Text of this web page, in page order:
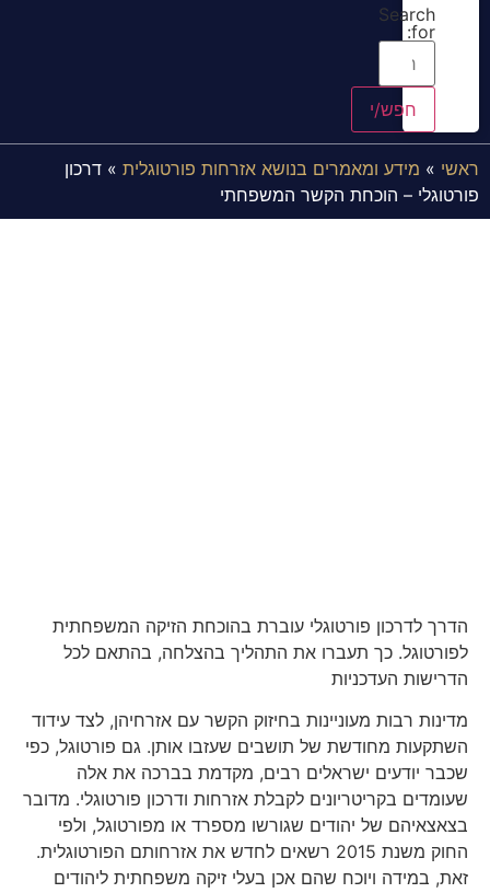
Search
for:
ראשי » מידע ומאמרים בנושא אזרחות פורטוגלית » דרכון
פורטוגלי – הוכחת הקשר המשפחתי
הדרך לדרכון פורטוגלי עוברת בהוכחת הזיקה המשפחתית
לפורטוגל. כך תעברו את התהליך בהצלחה, בהתאם לכל
הדרישות העדכניות
מדינות רבות מעוניינות בחיזוק הקשר עם אזרחיהן, לצד עידוד
השתקעות מחודשת של תושבים שעזבו אותן. גם פורטוגל, כפי
שכבר יודעים ישראלים רבים, מקדמת בברכה את אלה
שעומדים בקריטריונים לקבלת אזרחות ודרכון פורטוגלי. מדובר
בצאצאיהם של יהודים שגורשו מספרד או מפורטוגל, ולפי
החוק משנת 2015 רשאים לחדש את אזרחותם הפורטוגלית.
זאת, במידה ויוכח שהם אכן בעלי זיקה משפחתית ליהודים